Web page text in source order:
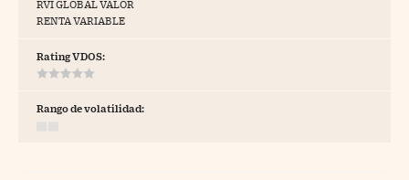
RVI GLOBAL VALOR
RENTA VARIABLE
Rating VDOS:
Rango de volatilidad: